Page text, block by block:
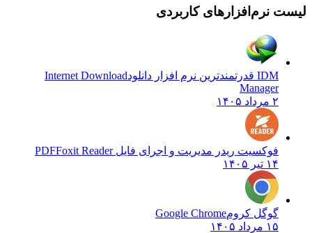
لیست نرم‌افزارهای کاربردی
IDM قدرتمندترین نرم افزار دانلود
Internet Download
Manager
۲ مرداد ۱۴۰۵
فوکسیت ریدر مدیریت و اجرای فایل PDFFoxit Reader
۱۴ تیر ۱۴۰۵
گوگل کرومGoogle Chrome
۱۵ مرداد ۱۴۰۵